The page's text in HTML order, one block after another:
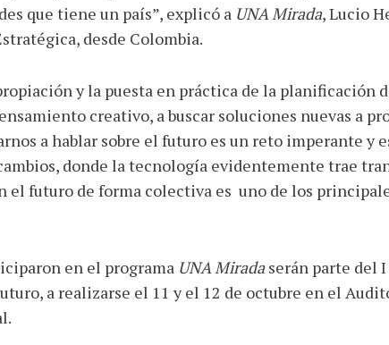
que tiene un país”, explicó a UNA Mirada, Lucio
desde Colombia.
y la puesta en práctica de la planificación
creativo, a buscar soluciones nuevas a
a hablar sobre el futuro es un reto imperante y
donde la tecnología evidentemente trae
el futuro de forma colectiva es uno de los
en el programa UNA Miradaserán parte del I
a realizarse el 11 y el 12 de octubre en el